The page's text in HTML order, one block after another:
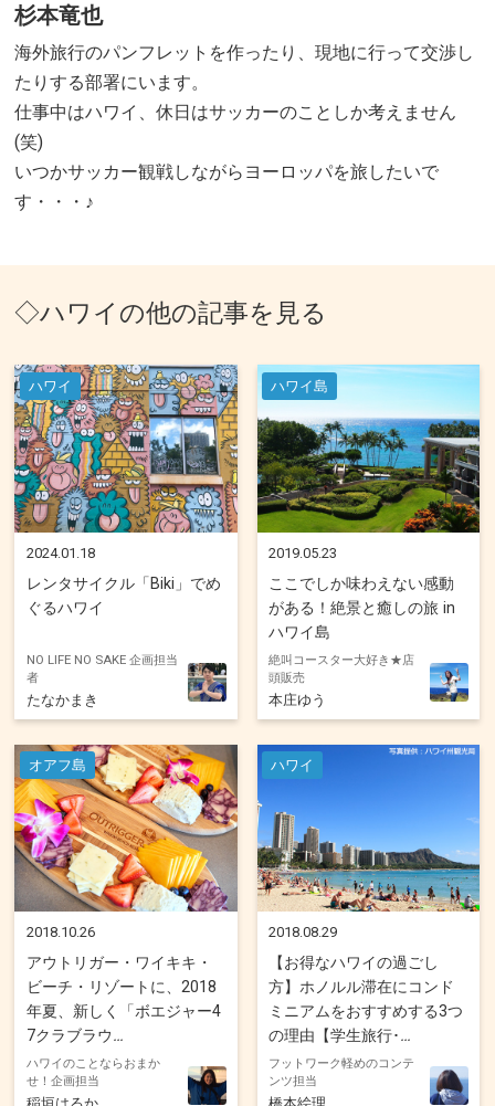
杉本竜也
海外旅行のパンフレットを作ったり、現地に行って交渉し
たりする部署にいます。
仕事中はハワイ、休日はサッカーのことしか考えません
(笑)
いつかサッカー観戦しながらヨーロッパを旅したいで
す・・・♪
◇ハワイの他の記事を見る
ハワイ
2024.01.18
レンタサイクル「Biki」でめ
ぐるハワイ
NO LIFE NO SAKE 企画担当
者
たなかまき
ハワイ島
2019.05.23
ここでしか味わえない感動
がある！絶景と癒しの旅 in
ハワイ島
絶叫コースター大好き★店
頭販売
本庄ゆう
オアフ島
2018.10.26
アウトリガー・ワイキキ・
ビーチ・リゾートに、2018
年夏、新しく「ボエジャー4
7クラブラウ
ハワイのことならおまか
せ！企画担当
ハワイ
2018.08.29
【お得なハワイの過ごし
方】ホノルル滞在にコンド
ミニアムをおすすめする3つ
の理由【学生旅行･
フットワーク軽めのコンテ
ンツ担当